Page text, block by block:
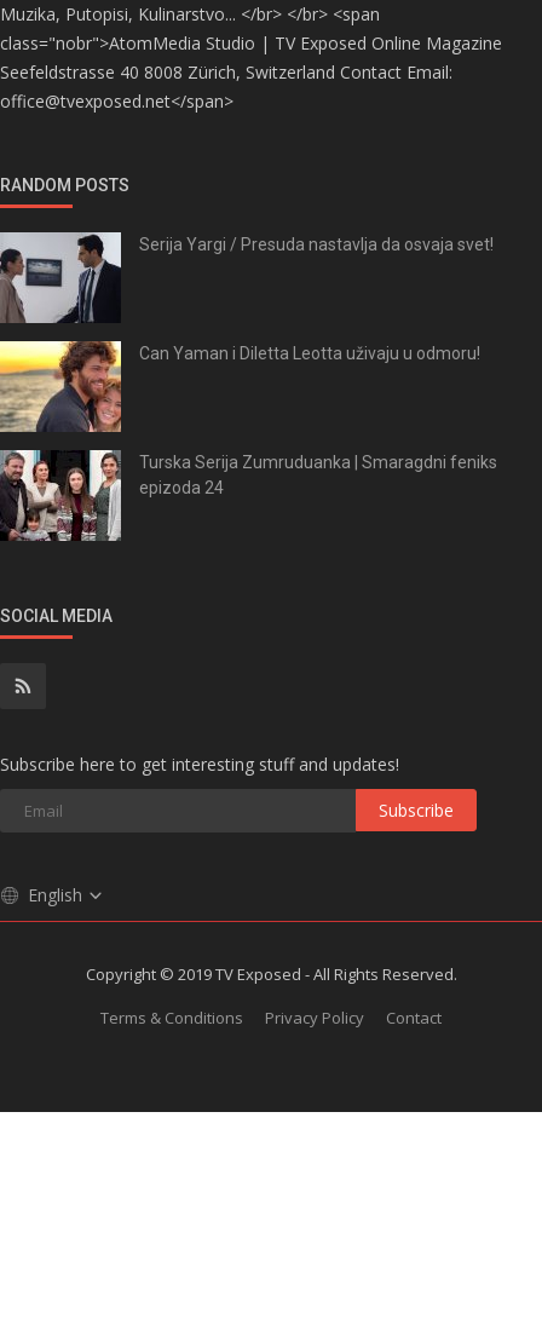
Muzika, Putopisi, Kulinarstvo... </br> </br> <span
class="nobr">AtomMedia Studio | TV Exposed Online Magazine
Seefeldstrasse 40 8008 Zürich, Switzerland Contact Email:
office@tvexposed.net</span>
RANDOM POSTS
Serija Yargi / Presuda nastavlja da osvaja svet!
Can Yaman i Diletta Leotta uživaju u odmoru!
Turska Serija Zumruduanka | Smaragdni feniks
epizoda 24
SOCIAL MEDIA
Subscribe here to get interesting stuff and updates!
Subscribe
English
Copyright © 2019 TV Exposed - All Rights Reserved.
Terms & Conditions
Privacy Policy Contact